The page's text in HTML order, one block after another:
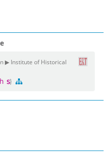
▶ Institute of Historical